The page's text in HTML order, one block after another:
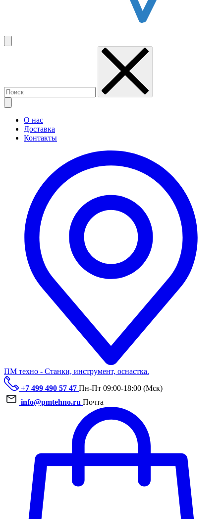
О нас
Доставка
Контакты
ПМ техно - Станки, инструмент, оснастка.
+7 499 490 57 47 Пн-Пт 09:00-18:00 (Мск)
info@pmtehno.ru Почта